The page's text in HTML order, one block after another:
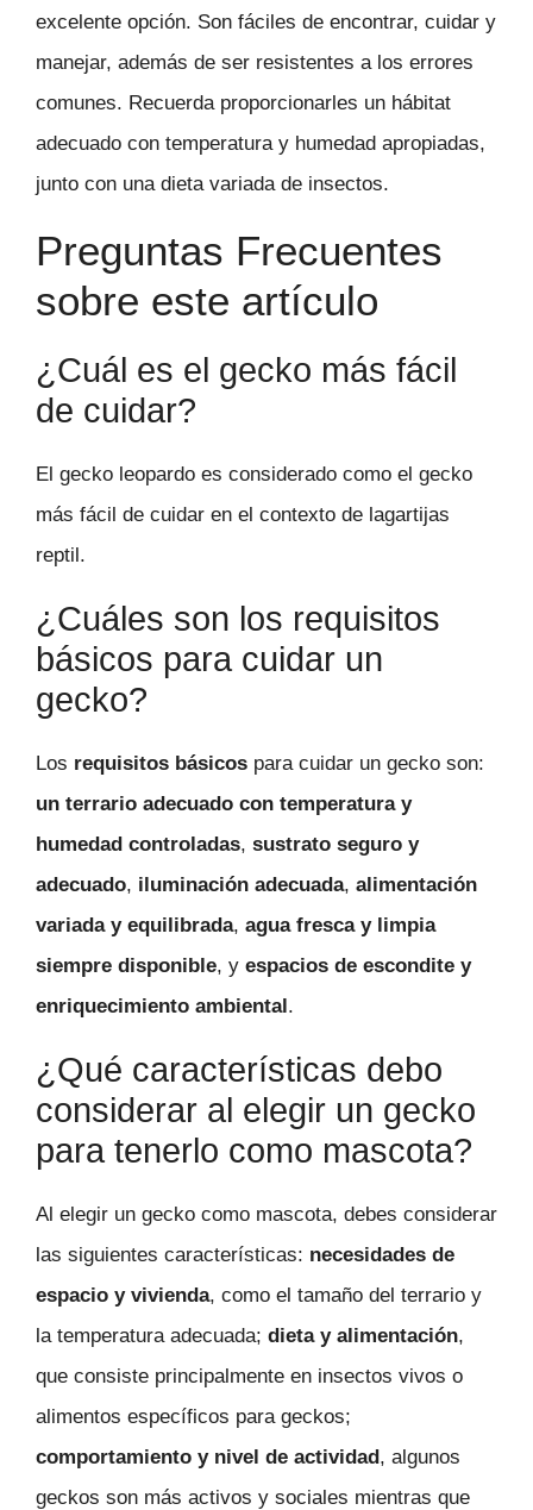
excelente opción. Son fáciles de encontrar, cuidar y
manejar, además de ser resistentes a los errores
comunes. Recuerda proporcionarles un hábitat
adecuado con temperatura y humedad apropiadas,
junto con una dieta variada de insectos.
Preguntas Frecuentes
sobre este artículo
¿Cuál es el gecko más fácil
de cuidar?
El gecko leopardo es considerado como el gecko
más fácil de cuidar en el contexto de lagartijas
reptil.
¿Cuáles son los requisitos
básicos para cuidar un
gecko?
Los requisitos básicos para cuidar un gecko son:
un terrario adecuado con temperatura y
humedad controladas, sustrato seguro y
adecuado, iluminación adecuada, alimentación
variada y equilibrada, agua fresca y limpia
siempre disponible, y espacios de escondite y
enriquecimiento ambiental.
¿Qué características debo
considerar al elegir un gecko
para tenerlo como mascota?
Al elegir un gecko como mascota, debes considerar
las siguientes características: necesidades de
espacio y vivienda, como el tamaño del terrario y
la temperatura adecuada; dieta y alimentación,
que consiste principalmente en insectos vivos o
alimentos específicos para geckos;
comportamiento y nivel de actividad, algunos
geckos son más activos y sociales mientras que